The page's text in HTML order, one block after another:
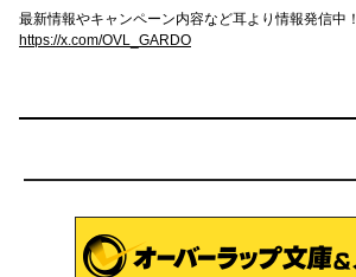
最新情報やキャンペーン内容など耳より情報発信中！
https://x.com/OVL_GARDO